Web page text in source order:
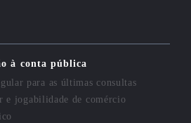
à conta pública
para as últimas consultas
e jogabilidade de comércio